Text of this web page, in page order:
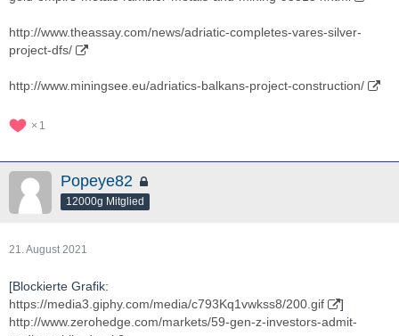
http://www.theassay.com/news/adriatic-completes-vares-silver-
project-dfs/
http://www.miningsee.eu/adriatics-balkans-project-construction/
1
Popeye82
12000g Mitglied
21. August 2021
[Blockierte Grafik:
https://media3.giphy.com/media/c793Kq1vwkss8/200.gif
]
http://www.zerohedge.com/markets/59-gen-z-investors-admit-